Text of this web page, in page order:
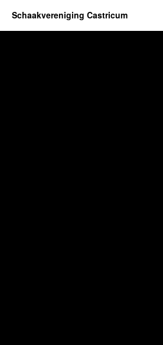
Schaakvereniging Castricum